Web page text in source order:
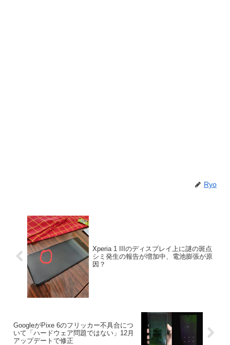
Ryo
Xperia 1 IIIのディスプレイ上に謎の斑点
シミ発生の報告が増加中、電池膨張が原
因？
GoogleがPixe 6のフリッカー不具合につ
いて「ハードウェア問題ではない」12月
アップデートで修正